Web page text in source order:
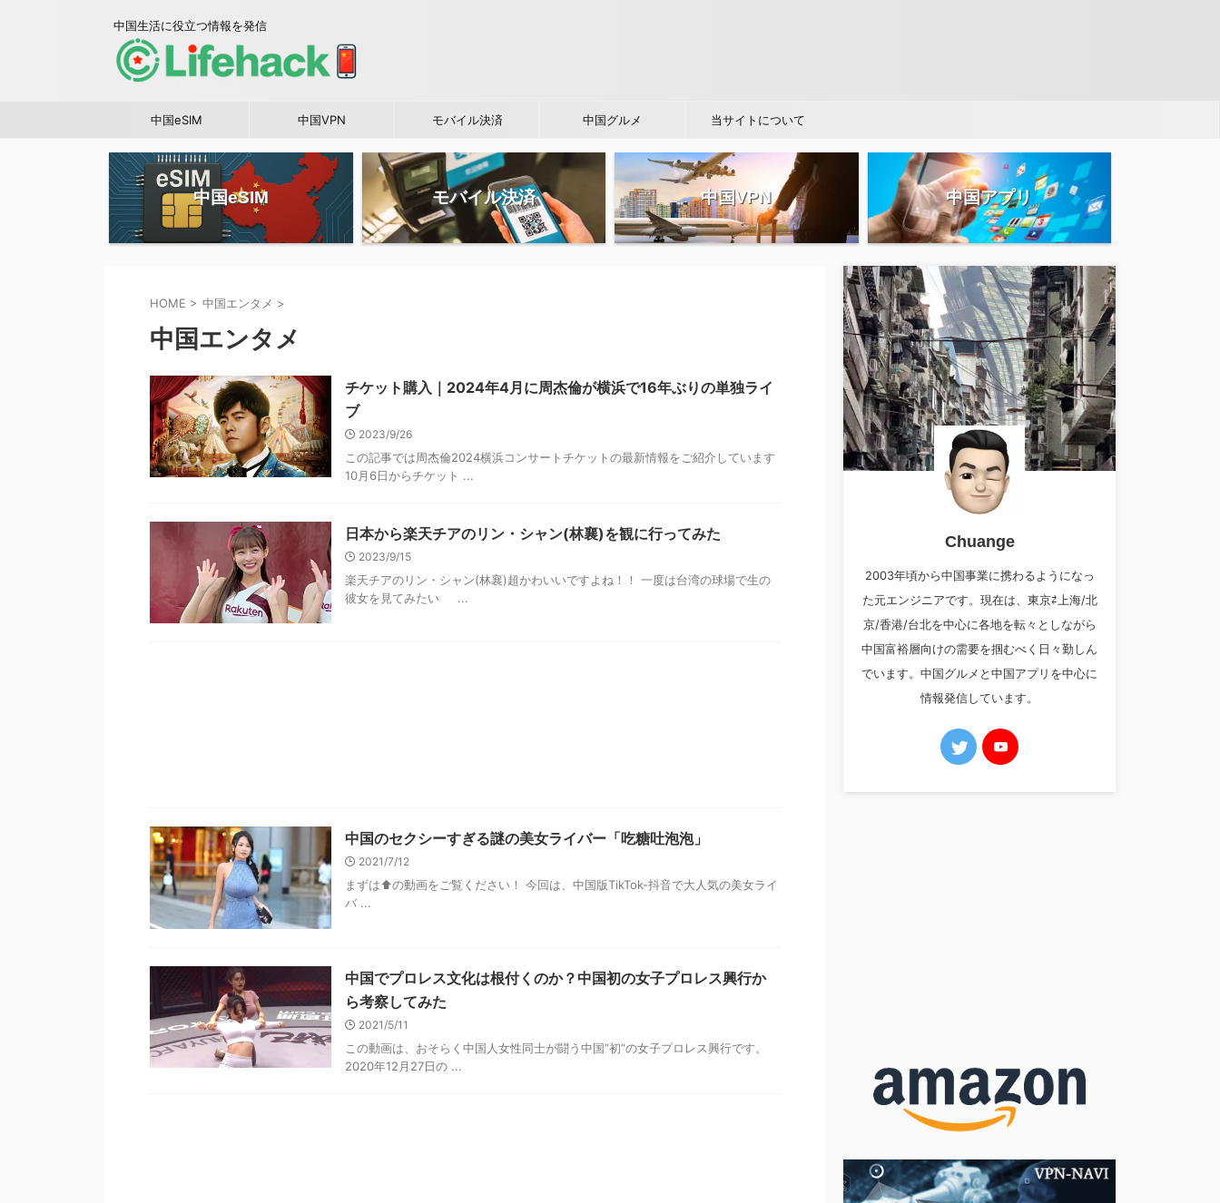
中国生活に役立つ情報を発信
中国eSIM 中国VPN モバイル決済 中国グルメ 当サイトについて
中国eSIM モバイル決済 中国VPN 中国アプリ
HOME > 中国エンタメ >
中国エンタメ
チケット購入｜2024年4月に周杰倫が横浜で16年ぶりの単独ライ
ブ
2023/9/26
この記事では周杰倫2024横浜コンサートチケットの最新情報をご紹介しています
10月6日からチケット ...
日本から楽天チアのリン・シャン(林襄)を観に行ってみた
2023/9/15
楽天チアのリン・シャン(林襄)超かわいいですよね！！ 一度は台湾の球場で生の
彼女を見てみたい ...
中国のセクシーすぎる謎の美女ライバー「吃糖吐泡泡」
2021/7/12
まずは⬆︎の動画をご覧ください！ 今回は、中国版TikTok-抖音で大人気の美女ライ
バ ...
中国でプロレス文化は根付くのか？中国初の女子プロレス興行か
ら考察してみた
2021/5/11
この動画は、おそらく中国人女性同士が闘う中国”初”の女子プロレス興行です。
2020年12月27日の ...
Chuange
2003年頃から中国事業に携わるようになっ
た元エンジニアです。現在は、東京⇄上海/北
京/香港/台北を中心に各地を転々としながら
中国富裕層向けの需要を掴むべく日々勤しん
でいます。中国グルメと中国アプリを中心に
情報発信しています。